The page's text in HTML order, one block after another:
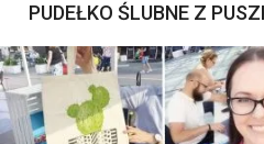
PUDEŁKO ŚLUBNE Z